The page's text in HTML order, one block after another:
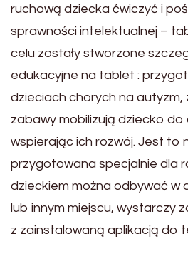
ruchową dziecka ćwiczyć i
sprawności intelektualnej –
celu zostały stworzone
edukacyjne na tablet :
dzieciach chorych na autyzm,
zabawy mobilizują dziecko do
wspierając ich rozwój. Jest to
przygotowana specjalnie dla
dzieckiem można odbywać w
lub innym miejscu, wystarczy
z zainstalowaną aplikacją do